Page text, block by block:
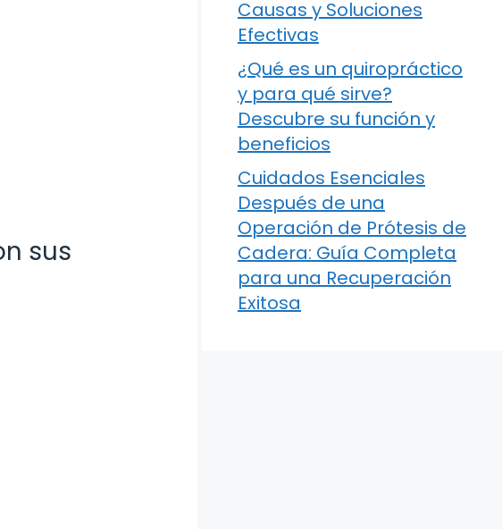
sus
Causas y Soluciones
Efectivas
¿Qué es un quiropráctico
y para qué sirve?
Descubre su función y
beneficios
Cuidados Esenciales
Después de una
Operación de Prótesis de
Cadera: Guía Completa
para una Recuperación
Exitosa